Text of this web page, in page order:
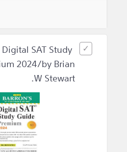
SAT Study
2024/by Brian
W Stewart.